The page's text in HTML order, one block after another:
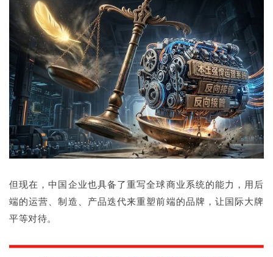
但现在，中国企业也具备了重写全球商业系统的能力，用后
端的运营、制造、产品迭代来重塑前端的品牌，让国际大牌
平等对待。